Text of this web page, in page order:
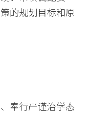
的规划目标和原
奉行严谨治学态